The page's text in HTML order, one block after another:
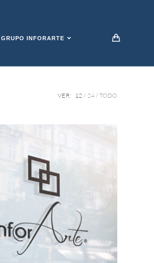
GRUPO INFORARTE
VER: 12 24 TODO